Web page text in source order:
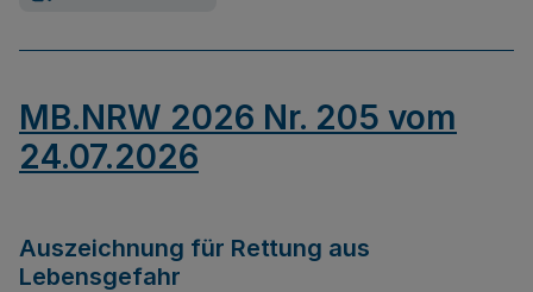
MB.NRW 2026 Nr. 205 vom
24.07.2026
Auszeichnung für Rettung aus
Lebensgefahr